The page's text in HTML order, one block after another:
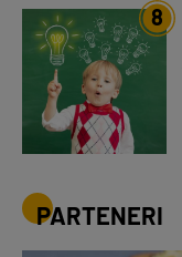
8
PARTENERI